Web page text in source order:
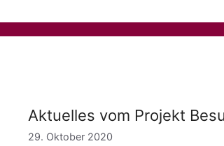
Aktuelles vom Projekt
29. Oktober 2020